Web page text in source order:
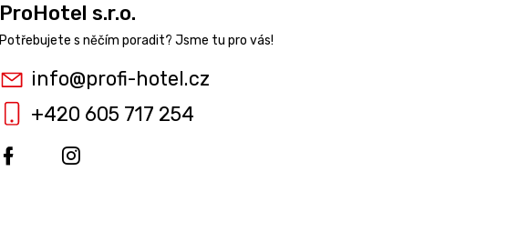
ProHotel s.r.o.
info@profi-hotel.cz
+420 605 717 254